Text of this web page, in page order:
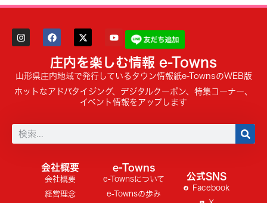
庄内を楽しむ情報 e-Towns
山形県庄内地域で発行しているタウン情報紙e-TownsのWEB版
ホットなアドバタイジング、デジタルクーポン、特集コーナー、
イベント情報をアップします
会社概要
会社概要
経営理念
e-Towns
e-Townsについて
e-Townsの歩み
公式SNS
Facebook